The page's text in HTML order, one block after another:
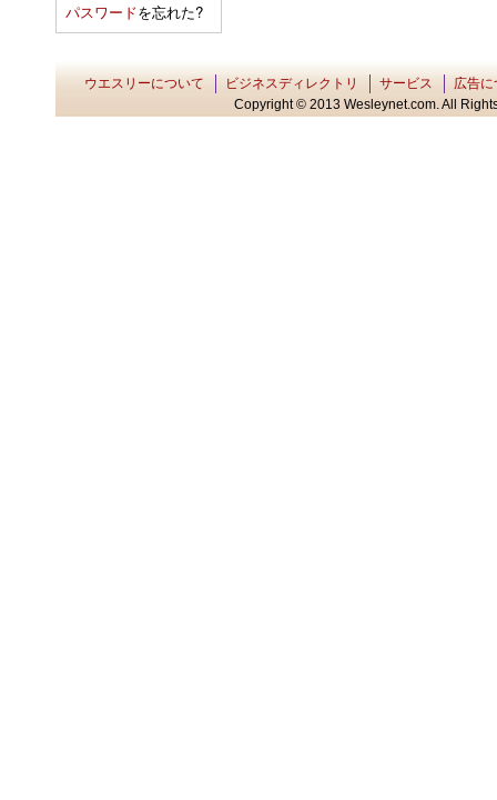
パスワードを忘れた?
ウエスリーについて ビジネスディレクトリ サービス
広告に
Copyright © 2013 Wesleynet.com. All